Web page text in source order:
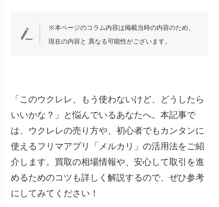
※本ページのコラム内容は掲載当時の内容のため、
現在の内容と 異なる可能性がございます。
「このウクレレ、もう使わないけど、どうしたら
いいかな？」と悩んでいるあなたへ。本記事で
は、ウクレレの売り方や、初心者でもカンタンに
使えるフリマアプリ「メルカリ」の活用法をご紹
介します。買取の相場情報や、安心して取引を進
めるためのコツも詳しく解説するので、ぜひ参考
にしてみてください！